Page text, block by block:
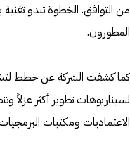
من التوافق. الخطوة تبدو تقنية
المطورون.
لسيناريوهات تطوير أكثر عزلاً
الاعتماديات ومكتبات